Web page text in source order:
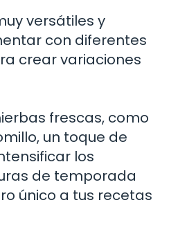
versátiles y
con diferentes
crear variaciones
frescas, como
un toque de
los
de temporada
único a tus recetas